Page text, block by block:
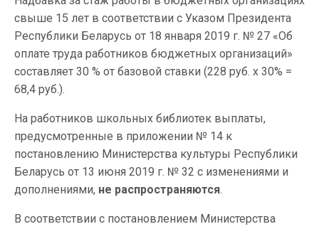
свыше 15 лет в соответствии с Указом Президента
Республики Беларусь от 18 января 2019 г. № 27 «Об
оплате труда работников бюджетных организаций»
составляет 30 % от базовой ставки (228 руб. х 30% =
68,4 руб.).
На работников школьных библиотек выплаты,
предусмотренные в приложении № 14 к
постановлению Министерства культуры Республики
Беларусь от 13 июня 2019 г. № 32 с изменениями и
дополнениями, не распространяются.
В соответствии с постановлением Министерства